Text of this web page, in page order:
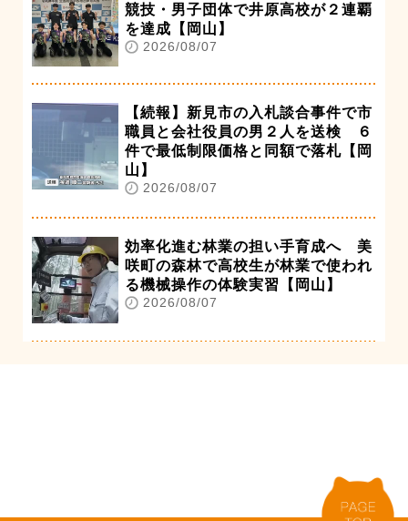
競技・男子団体で井原高校が２連覇
を達成【岡山】
2026/08/07
【続報】新見市の入札談合事件で市
職員と会社役員の男２人を送検 ６
件で最低制限価格と同額で落札【岡
山】
2026/08/07
効率化進む林業の担い手育成へ 美
咲町の森林で高校生が林業で使われ
る機械操作の体験実習【岡山】
2026/08/07